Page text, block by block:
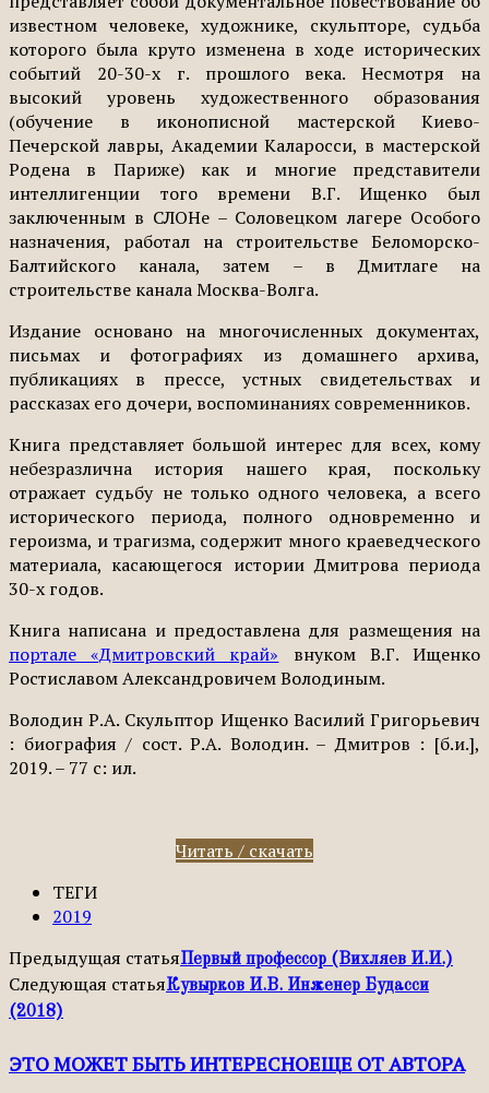
известном человеке, художнике, скульпторе, судьба
которого была круто изменена в ходе исторических
событий 20-30-х г. прошлого века. Несмотря на
высокий уровень художественного образования
(обучение в иконописной мастерской Киево-
Печерской лавры, Академии Каларосси, в мастерской
Родена в Париже) как и многие представители
интеллигенции того времени В.Г. Ищенко был
заключенным в СЛОНе – Соловецком лагере Особого
назначения, работал на строительстве Беломорско-
Балтийского канала, затем – в Дмитлаге на
строительстве канала Москва-Волга.
Издание основано на многочисленных документах,
письмах и фотографиях из домашнего архива,
публикациях в прессе, устных свидетельствах и
рассказах его дочери, воспоминаниях современников.
Книга представляет большой интерес для всех, кому
небезразлична история нашего края, поскольку
отражает судьбу не только одного человека, а всего
исторического периода, полного одновременно и
героизма, и трагизма, содержит много краеведческого
материала, касающегося истории Дмитрова периода
30-х годов.
Книга написана и предоставлена для размещения на
портале «Дмитровский край» внуком В.Г. Ищенко
Ростиславом Александровичем Володиным.
Володин Р.А. Скульптор Ищенко Василий Григорьевич
: биография / сост. Р.А. Володин. – Дмитров : [б.и.],
2019. – 77 с: ил.
Читать / скачать
ТЕГИ
2019
Предыдущая статьяПервый профессор (Вихляев И.И.)
Следующая статьяКувырков И.В. Инженер Будасси
(2018)
ЭТО МОЖЕТ БЫТЬ ИНТЕРЕСНОЕЩЕ ОТ АВТОРА